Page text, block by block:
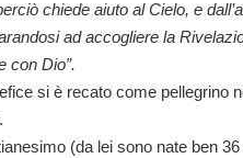
chiede aiuto al Cielo, e
ad accogliere la
con Dio”.
si è recato come pellegrino
(da lei sono nate ben